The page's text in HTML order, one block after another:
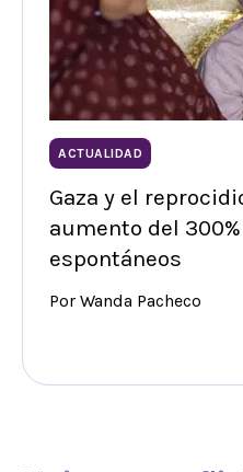
ACTUALIDAD
Gaza y el
aumento del
espontáneos
Por Wanda Pacheco